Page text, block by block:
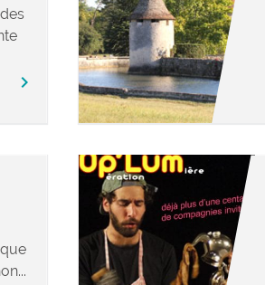
chevron_right